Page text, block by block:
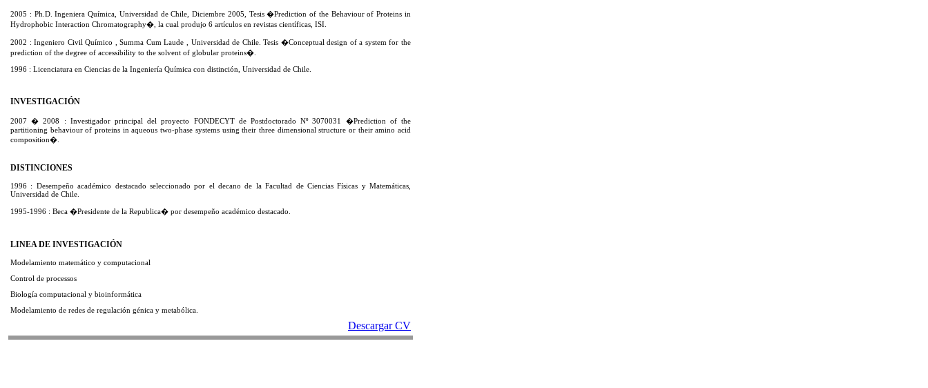
2005 : Ph.D. Ingeniera Química, Universidad de Chile, Diciembre 2005, Tesis �Prediction of the Behaviour of Proteins in
Hydrophobic Interaction Chromatography�, la cual produjo 6 artículos en revistas científicas, ISI.
2002 : Ingeniero Civil Químico , Summa Cum Laude , Universidad de Chile. Tesis �Conceptual design of a system for the
prediction of the degree of accessibility to the solvent of globular proteins�.
1996 : Licenciatura en Ciencias de la Ingeniería Química con distinción, Universidad de Chile.
INVESTIGACIÓN
2007 � 2008 : Investigador principal del proyecto FONDECYT de Postdoctorado Nº 3070031 �Prediction of the
partitioning behaviour of proteins in aqueous two-phase systems using their three dimensional structure or their amino acid
composition�.
DISTINCIONES
1996 : Desempeño académico destacado seleccionado por el decano de la Facultad de Ciencias Físicas y Matemáticas,
Universidad de Chile.
1995-1996 : Beca �Presidente de la Republica� por desempeño académico destacado.
LINEA DE INVESTIGACIÓN
Modelamiento matemático y computacional
Control de processos
Biología computacional y bioinformática
Modelamiento de redes de regulación génica y metabólica.
Descargar CV